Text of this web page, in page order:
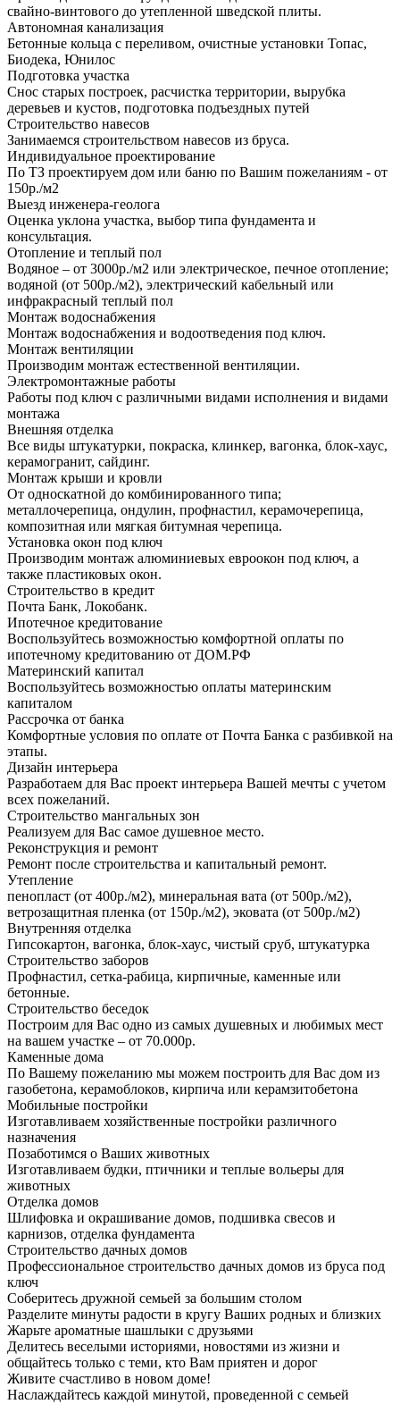
свайно-винтового до утепленной шведской плиты.
Автономная канализация
Бетонные кольца с переливом, очистные установки Топас,
Биодека, Юнилос
Подготовка участка
Снос старых построек, расчистка территории, вырубка
деревьев и кустов, подготовка подъездных путей
Строительство навесов
Занимаемся строительством навесов из бруса.
Индивидуальное проектирование
По ТЗ проектируем дом или баню по Вашим пожеланиям - от
150р./м2
Выезд инженера-геолога
Оценка уклона участка, выбор типа фундамента и
консультация.
Отопление и теплый пол
Водяное – от 3000р./м2 или электрическое, печное отопление;
водяной (от 500р./м2), электрический кабельный или
инфракрасный теплый пол
Монтаж водоснабжения
Монтаж водоснабжения и водоотведения под ключ.
Монтаж вентиляции
Производим монтаж естественной вентиляции.
Электромонтажные работы
Работы под ключ с различными видами исполнения и видами
монтажа
Внешняя отделка
Все виды штукатурки, покраска, клинкер, вагонка, блок-хаус,
керамогранит, сайдинг.
Монтаж крыши и кровли
От односкатной до комбинированного типа;
металлочерепица, ондулин, профнастил, керамочерепица,
композитная или мягкая битумная черепица.
Установка окон под ключ
Производим монтаж алюминиевых евроокон под ключ, а
также пластиковых окон.
Строительство в кредит
Почта Банк, Локобанк.
Ипотечное кредитование
Воспользуйтесь возможностью комфортной оплаты по
ипотечному кредитованию от ДОМ.РФ
Материнский капитал
Воспользуйтесь возможностью оплаты материнским
капиталом
Рассрочка от банка
Комфортные условия по оплате от Почта Банка с разбивкой на
этапы.
Дизайн интерьера
Разработаем для Вас проект интерьера Вашей мечты с учетом
всех пожеланий.
Строительство мангальных зон
Реализуем для Вас самое душевное место.
Реконструкция и ремонт
Ремонт после строительства и капитальный ремонт.
Утепление
пенопласт (от 400р./м2), минеральная вата (от 500р./м2),
ветрозащитная пленка (от 150р./м2), эковата (от 500р./м2)
Внутренняя отделка
Гипсокартон, вагонка, блок-хаус, чистый сруб, штукатурка
Строительство заборов
Профнастил, сетка-рабица, кирпичные, каменные или
бетонные.
Строительство беседок
Построим для Вас одно из самых душевных и любимых мест
на вашем участке – от 70.000р.
Каменные дома
По Вашему пожеланию мы можем построить для Вас дом из
газобетона, керамоблоков, кирпича или керамзитобетона
Мобильные постройки
Изготавливаем хозяйственные постройки различного
назначения
Позаботимся о Ваших животных
Изготавливаем будки, птичники и теплые вольеры для
животных
Отделка домов
Шлифовка и окрашивание домов, подшивка свесов и
карнизов, отделка фундамента
Строительство дачных домов
Профессиональное строительство дачных домов из бруса под
ключ
Соберитесь дружной семьей за большим столом
Разделите минуты радости в кругу Ваших родных и близких
Жарьте ароматные шашлыки с друзьями
Делитесь веселыми историями, новостями из жизни и
общайтесь только с теми, кто Вам приятен и дорог
Живите счастливо в новом доме!
Наслаждайтесь каждой минутой, проведенной с семьей